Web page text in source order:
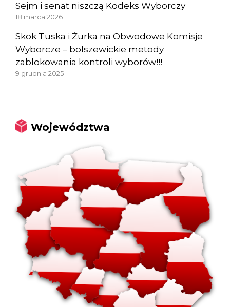
Sejm i senat niszczą Kodeks Wyborczy
18 marca 2026
Skok Tuska i Żurka na Obwodowe Komisje
Wyborcze – bolszewickie metody
zablokowania kontroli wyborów!!!
9 grudnia 2025
Województwa